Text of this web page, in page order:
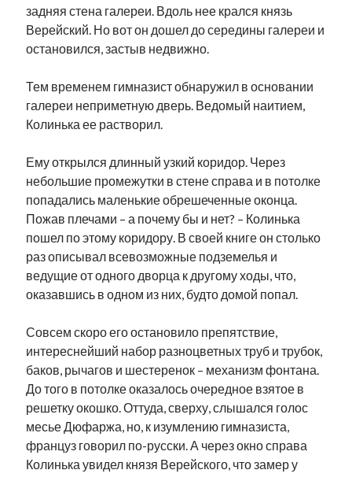
задняя стена галереи. Вдоль нее крался князь
Верейский. Но вот он дошел до середины галереи и
остановился, застыв недвижно.
Тем временем гимназист обнаружил в основании
галереи неприметную дверь. Ведомый наитием,
Колинька ее растворил.
Ему открылся длинный узкий коридор. Через
небольшие промежутки в стене справа и в потолке
попадались маленькие обрешеченные оконца.
Пожав плечами – а почему бы и нет? – Колинька
пошел по этому коридору. В своей книге он столько
раз описывал всевозможные подземелья и
ведущие от одного дворца к другому ходы, что,
оказавшись в одном из них, будто домой попал.
Совсем скоро его остановило препятствие,
интереснейший набор разноцветных труб и трубок,
баков, рычагов и шестеренок – механизм фонтана.
До того в потолке оказалось очередное взятое в
решетку окошко. Оттуда, сверху, слышался голос
месье Дюфаржа, но, к изумлению гимназиста,
француз говорил по-русски. А через окно справа
Колинька увидел князя Верейского, что замер у